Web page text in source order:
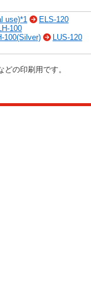
use)*1
ELS-120
100
100(Silver)
LUS-120
の印刷用です。